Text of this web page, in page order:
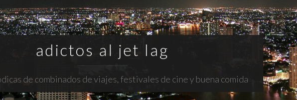
adictos al jet lag
de combinados de viajes, festivales de cine y buena comida